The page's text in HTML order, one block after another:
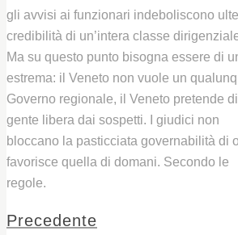
gli avvisi ai funzionari indeboliscono
credibilità di un’intera classe
Ma su questo punto bisogna essere di
estrema: il Veneto non vuole un
Governo regionale, il Veneto pretende
gente libera dai sospetti. I giudici non
bloccano la pasticciata governabilità di
favorisce quella di domani. Secondo le
regole.
Precedente